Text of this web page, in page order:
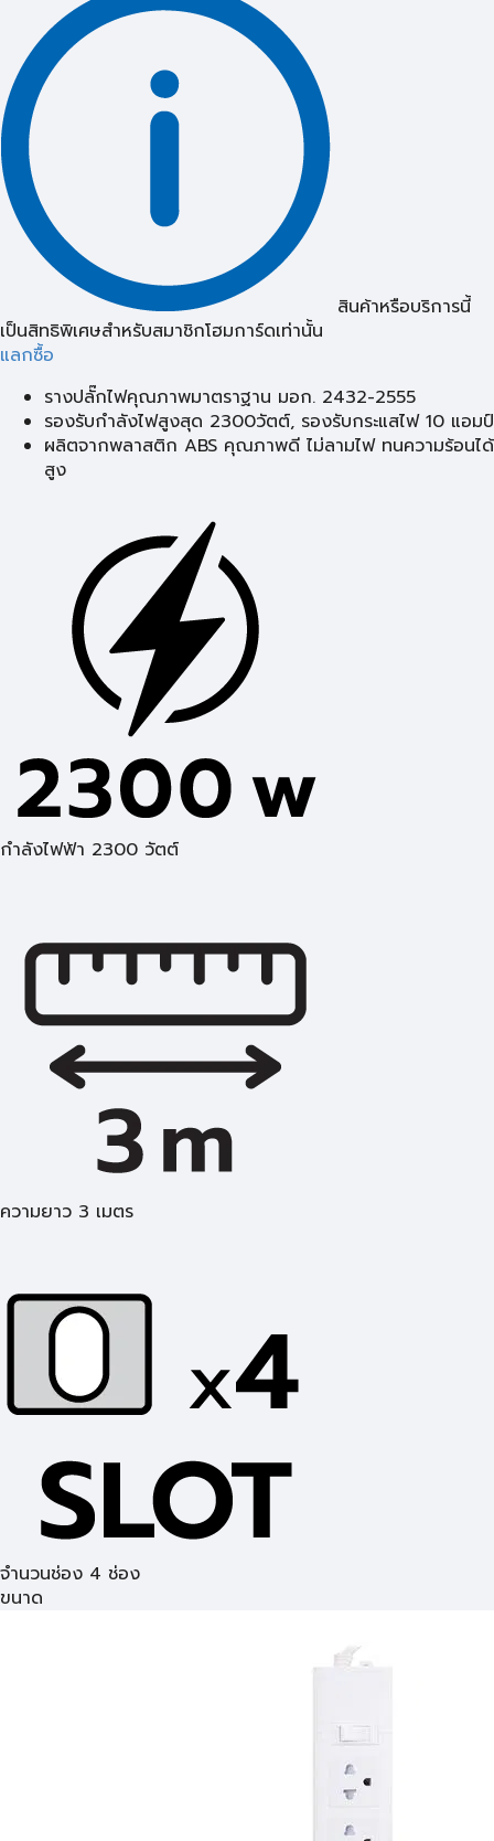
สินค้าหรือบริการนี้
เป็นสิทธิพิเศษสำหรับสมาชิกโฮมการ์ดเท่านั้น
แลกซื้อ
รางปลั๊กไฟคุณภาพมาตราฐาน มอก. 2432-2555
รองรับกำลังไฟสูงสุด 2300วัตต์, รองรับกระแสไฟ 10 แอมป์
ผลิตจากพลาสติก ABS คุณภาพดี ไม่ลามไฟ ทนความร้อนได้
สูง
กำลังไฟฟ้า 2300 วัตต์
ความยาว 3 เมตร
จำนวนช่อง 4 ช่อง
ขนาด